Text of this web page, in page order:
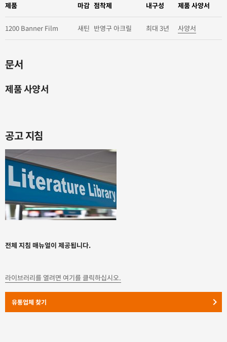
제품 마감 점착제 내구성 제품 사양서
1200 Banner Film 새틴 반영구 아크릴 최대 3년 사양서
문서
제품 사양서
공고 지침
전체 지침 매뉴얼이 제공됩니다.
라이브러리를 열려면 여기를 클릭하십시오.
유통업체 찾기 keyboard_arrow_right